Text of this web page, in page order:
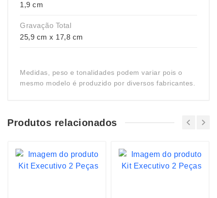
1,9 cm
Gravação Total
25,9 cm x 17,8 cm
Medidas, peso e tonalidades podem variar pois o
mesmo modelo é produzido por diversos fabricantes.
Produtos relacionados